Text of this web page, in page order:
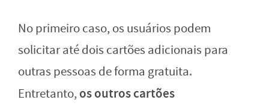
No primeiro caso, os usuários podem
solicitar até dois cartões adicionais para
outras pessoas de forma gratuita.
Entretanto, os outros cartões